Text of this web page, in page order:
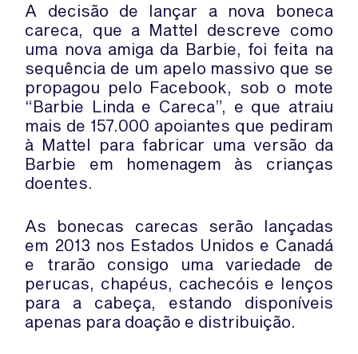
A decisão de lançar a nova boneca
careca, que a Mattel descreve como
uma nova amiga da Barbie, foi feita na
sequência de um apelo massivo que se
propagou pelo Facebook, sob o mote
“Barbie Linda e Careca”, e que atraiu
mais de 157.000 apoiantes que pediram
à Mattel para fabricar uma versão da
Barbie em homenagem às crianças
doentes.
As bonecas carecas serão lançadas
em 2013 nos Estados Unidos e Canadá
e trarão consigo uma variedade de
perucas, chapéus, cachecóis e lenços
para a cabeça, estando disponíveis
apenas para doação e distribuição.